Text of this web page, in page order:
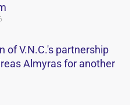
of V.N.C.'s partnership
Almyras for another